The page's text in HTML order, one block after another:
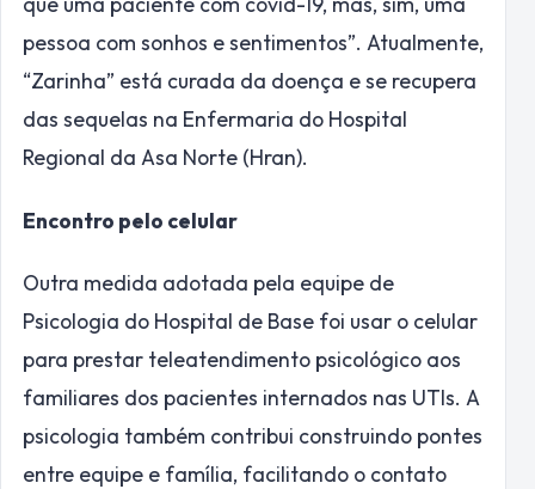
pessoa com sonhos e sentimentos”. Atualmente,
“Zarinha” está curada da doença e se recupera
das sequelas na Enfermaria do Hospital
Regional da Asa Norte (Hran).
Encontro pelo celular
Outra medida adotada pela equipe de
Psicologia do Hospital de Base foi usar o celular
para prestar teleatendimento psicológico aos
familiares dos pacientes internados nas UTIs. A
psicologia também contribui construindo pontes
entre equipe e família, facilitando o contato